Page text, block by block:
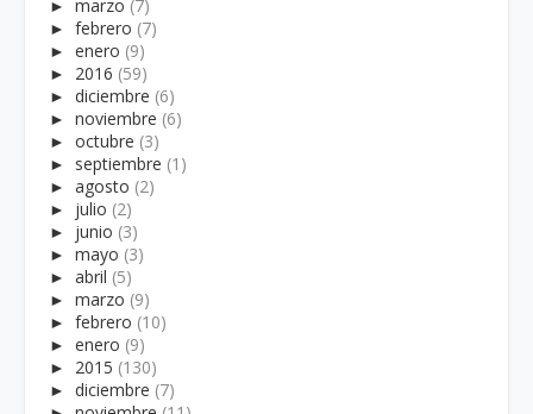
► marzo (7)
► febrero (7)
► enero (9)
► 2016 (59)
► diciembre (6)
► noviembre (6)
► octubre (3)
► septiembre (1)
► agosto (2)
► julio (2)
► junio (3)
► mayo (3)
► abril (5)
► marzo (9)
► febrero (10)
► enero (9)
► 2015 (130)
► diciembre (7)